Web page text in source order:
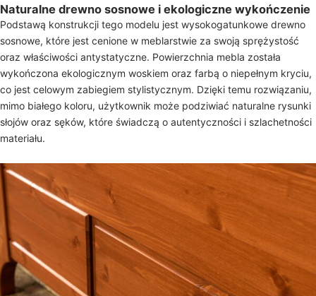
Naturalne drewno sosnowe i ekologiczne wykończenie
Podstawą konstrukcji tego modelu jest wysokogatunkowe drewno
sosnowe, które jest cenione w meblarstwie za swoją sprężystość
oraz właściwości antystatyczne. Powierzchnia mebla została
wykończona ekologicznym woskiem oraz farbą o niepełnym kryciu,
co jest celowym zabiegiem stylistycznym. Dzięki temu rozwiązaniu,
mimo białego koloru, użytkownik może podziwiać naturalne rysunki
słojów oraz sęków, które świadczą o autentyczności i szlachetności
materiału.